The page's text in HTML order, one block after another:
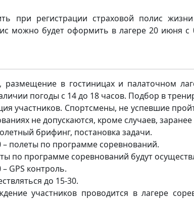
при регистрации страховой полис
можно будет оформить в лагере 20 июня
в гостиницах и палаточном
погоды с 14 до 18 часов. Подбор в
участников. Спортсмены, не успевшие
не допускаются, кроме случаев,
брифинг, постановка задачи.
полеты по программе соревнований.
по программе соревнований будут
GPS контроль.
до 15-30.
участников проводится в лагере